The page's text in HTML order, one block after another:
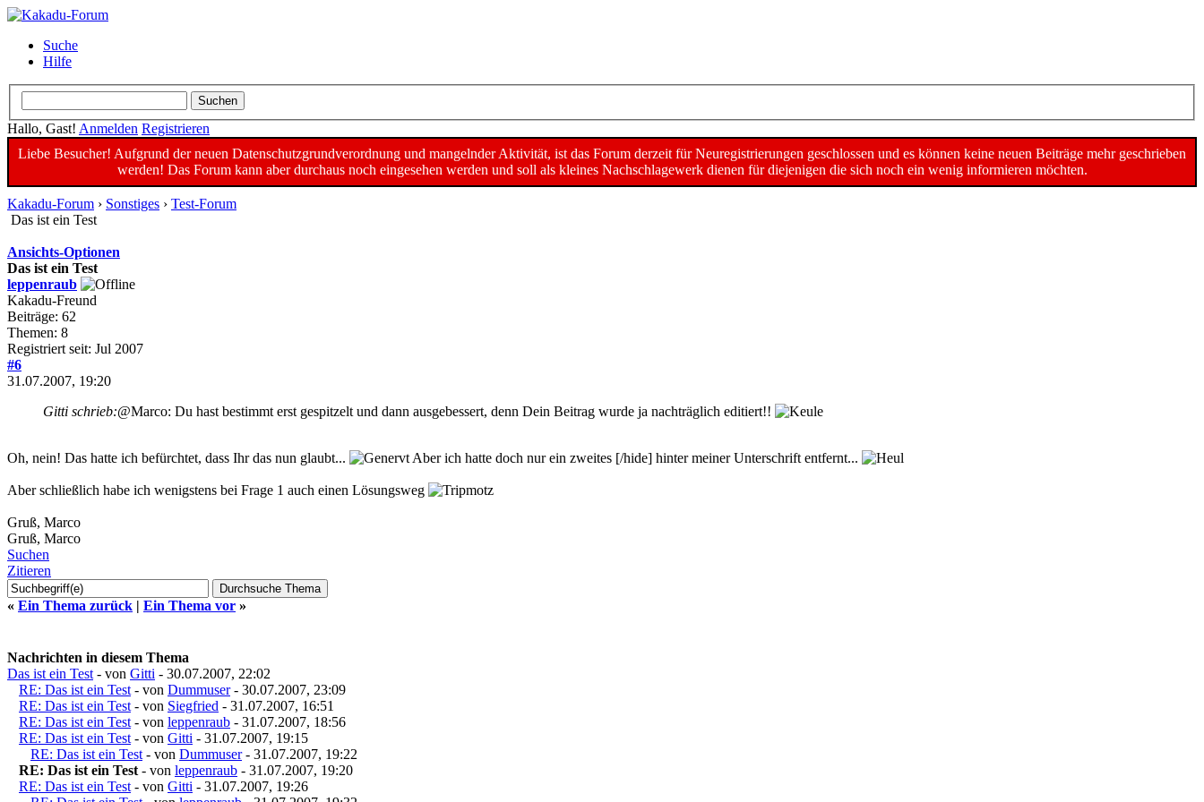
Suche
Hilfe
Hallo, Gast! Anmelden Registrieren
Liebe Besucher! Aufgrund der neuen Datenschutzgrundverordnung und mangelnder Aktivität, ist das Forum derzeit für Neuregistrierungen geschlossen und es können keine neuen Beiträge mehr geschrieben
werden! Das Forum kann aber durchaus noch eingesehen werden und soll als kleines Nachschlagewerk dienen für diejenigen die sich noch ein wenig informieren möchten.
Kakadu-Forum › Sonstiges › Test-Forum
Das ist ein Test
Ansichts-Optionen
Das ist ein Test
leppenraub
Kakadu-Freund
Beiträge: 62
Themen: 8
Registriert seit: Jul 2007
#6
31.07.2007, 19:20
Gitti schrieb:@Marco: Du hast bestimmt erst gespitzelt und dann ausgebessert, denn Dein Beitrag wurde ja nachträglich editiert!!
Oh, nein! Das hatte ich befürchtet, dass Ihr das nun glaubt... Aber ich hatte doch nur ein zweites [/hide] hinter meiner Unterschrift entfernt...
Aber schließlich habe ich wenigstens bei Frage 1 auch einen Lösungsweg
Gruß, Marco
Gruß, Marco
Suchen
Zitieren
« Ein Thema zurück | Ein Thema vor »
Nachrichten in diesem Thema
Das ist ein Test - von Gitti - 30.07.2007, 22:02
RE: Das ist ein Test - von Dummuser- 30.07.2007, 23:09
RE: Das ist ein Test - von Siegfried - 31.07.2007, 16:51
RE: Das ist ein Test - von leppenraub - 31.07.2007, 18:56
RE: Das ist ein Test - von Gitti - 31.07.2007, 19:15
RE: Das ist ein Test - von Dummuser- 31.07.2007, 19:22
RE: Das ist ein Test - von leppenraub - 31.07.2007, 19:20
RE: Das ist ein Test - von Gitti - 31.07.2007, 19:26